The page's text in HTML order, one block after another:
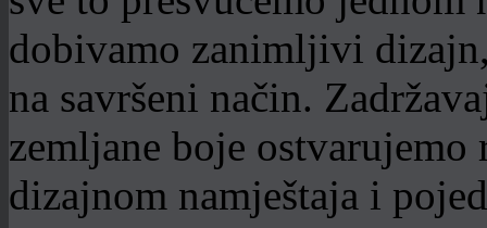
dobivamo zanimljivi
na savršeni način.
zemljane boje
dizajnom namještaja i